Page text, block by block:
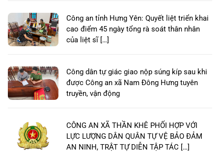
Công an tỉnh Hưng Yên: Quyết liệt triển khai
cao điểm 45 ngày tổng rà soát thân nhân
của liệt sĩ […]
Công dân tự giác giao nộp súng kíp sau khi
được Công an xã Nam Đông Hưng tuyên
truyền, vận động
CÔNG AN XÃ THẦN KHÊ PHỐI HỢP VỚI
LỰC LƯỢNG DÂN QUÂN TỰ VỆ BẢO ĐẢM
AN NINH, TRẬT TỰ DIỄN TẬP TÁC […]